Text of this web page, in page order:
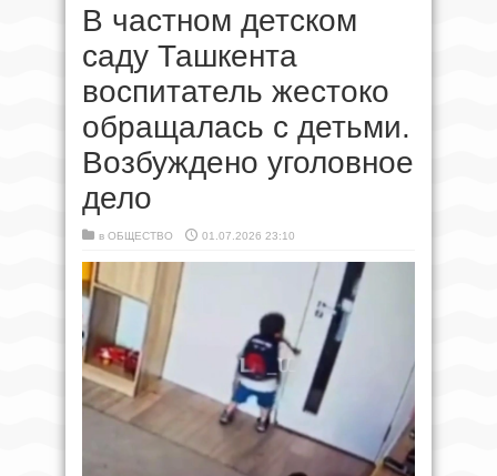
В частном детском
саду Ташкента
воспитатель жестоко
обращалась с детьми.
Возбуждено уголовное
дело
в ОБЩЕСТВО 01.07.2026 23:10